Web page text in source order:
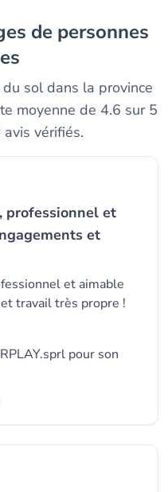
sol dans la province
moyenne de 4.6 sur 5
vérifiés.
professionnel et
et
et aimable
travail très propre !
pour son